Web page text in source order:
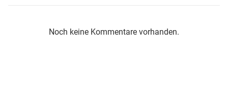
Noch keine Kommentare vorhanden.